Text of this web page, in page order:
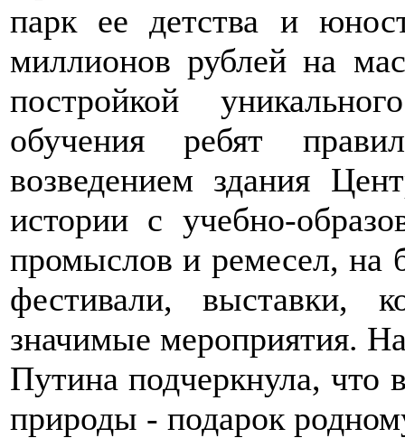
парк ее детства и
миллионов рублей на
постройкой
обучения ребят
возведением здания
истории с учебно-
промыслов и ремесел, на
фестивали, выставки,
значимые мероприятия.
Путина подчеркнула, что
природы - подарок